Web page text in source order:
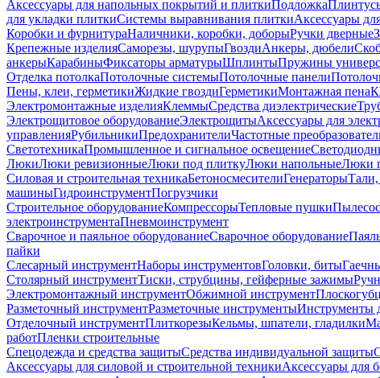
Аксессуары для напольных покрытий и плиткиПодложка
для укладки плиткиСистемы выравнивания плиткиАксессуары
Коробки и фурнитураНаличники, коробки, доборыРучки дверные
Крепежные изделияСаморезы, шурупыГвоздиАнкеры, дюбели
анкерыКарабиныФиксаторы арматурыШплинтыПружины
Отделка потолкаПотолочные системыПотолочные панели
Пены, клеи, герметикиЖидкие гвоздиГерметикиМонтажная пена
Электромонтажные изделияКлеммыСредства диэлектрические
Электрощитовое оборудованиеЭлектрощитыАксессуары для
управленияРубильникиПредохранителиЧастотные
СветотехникаПромышленное и сигнальное освещение
ЛюкиЛюки ревизионныеЛюки под плиткуЛюки напольныеЛюки
Силовая и строительная техникаБетоносмесителиГенераторы
машиныГидроинструментПогрузчики
Строительное оборудованиеКомпрессорыТепловые пушки
электроинструментаПневмоинструмент
Сварочное и паяльное оборудованиеСварочное оборудование
пайки
Слесарный инструментНаборы инструментовГоловки, биты
Столярный инструментТиски, струбцины, гейферные зажимы
Электромонтажный инструментОбжимной инструмент
Разметочный инструментРазметочные инструментыИнструменты
Отделочный инструментПлиткорезыКельмы, шпатели, гладилки
работПленки строительные
Спецодежда и средства защитыСредства индивидуальной защиты
Аксессуары для силовой и строительной техникиАксессуары для